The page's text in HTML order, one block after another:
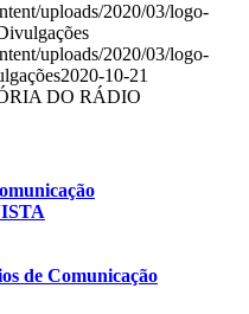
uploads/2020/03/logo-
uploads/2020/03/logo-
2020-10-21
DO RÁDIO
de Comunicação